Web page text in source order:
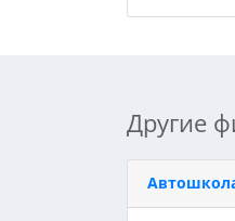
Другие